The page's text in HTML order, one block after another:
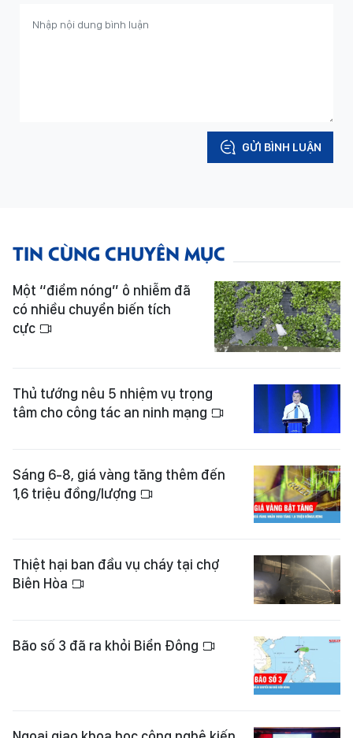
GỬI BÌNH LUẬN
TIN CÙNG CHUYÊN MỤC
Một “điểm nóng” ô nhiễm đã
có nhiều chuyển biến tích
cực
Thủ tướng nêu 5 nhiệm vụ trọng
tâm cho công tác an ninh mạng
Sáng 6-8, giá vàng tăng thêm đến
1,6 triệu đồng/lượng
Thiệt hại ban đầu vụ cháy tại chợ
Biên Hòa
Bão số 3 đã ra khỏi Biển Đông